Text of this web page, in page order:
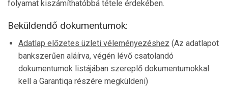
folyamat kiszámíthatóbbá tétele érdekében.
Beküldendő dokumentumok:
Adatlap előzetes üzleti véleményezéshez (Az adatlapot
bankszerűen aláírva, végén lévő csatolandó
dokumentumok listájában szereplő dokumentumokkal
kell a Garantiqa részére megküldeni)